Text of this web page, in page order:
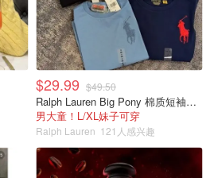
$29.99 $49.50
Ralph Lauren Big Pony 棉质短袖T恤
男大童！L/XL妹子可穿
Ralph Lauren 121人感兴趣